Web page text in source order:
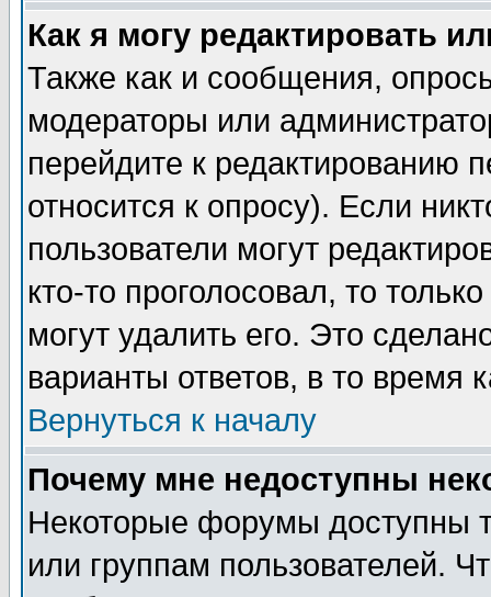
Как я могу редактировать
Также как и сообщения,
модераторы или
перейдите к редактированию
относится к опросу). Если
пользователи могут
кто-то проголосовал, то
могут удалить его. Это
варианты ответов, в то время
Вернуться к началу
Почему мне недоступны
Некоторые форумы доступны
или группам пользователей.